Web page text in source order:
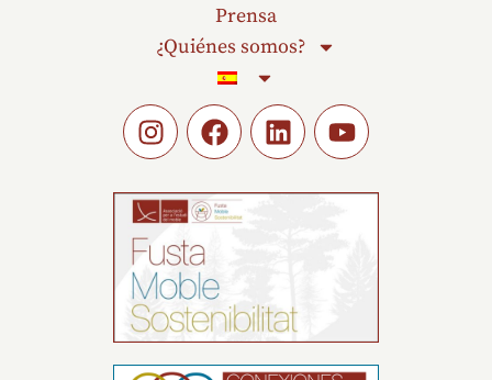
Prensa
¿Quiénes somos?